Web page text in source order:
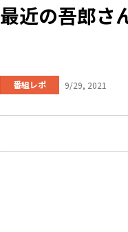
最近の吾郎さ
番組レポ 9/29, 2021